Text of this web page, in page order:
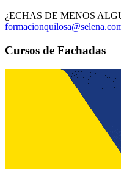
¿ECHAS DE MENOS
Cursos de Fachadas